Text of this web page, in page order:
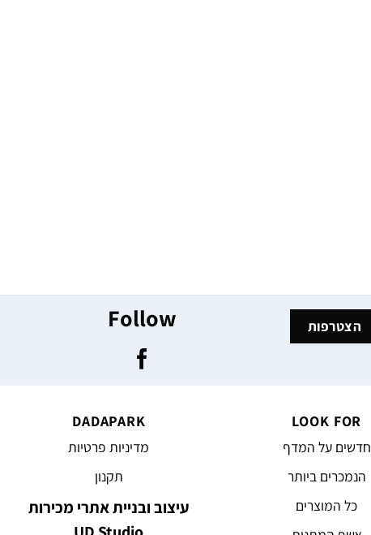
Follow
LOOK FOR
חדשים על המדף
הנמכרים ביותר
כל המוצרים
DADAPARK
מדיניות פרטיות
תקנון
עיצוב ובניית אתרי מכירות